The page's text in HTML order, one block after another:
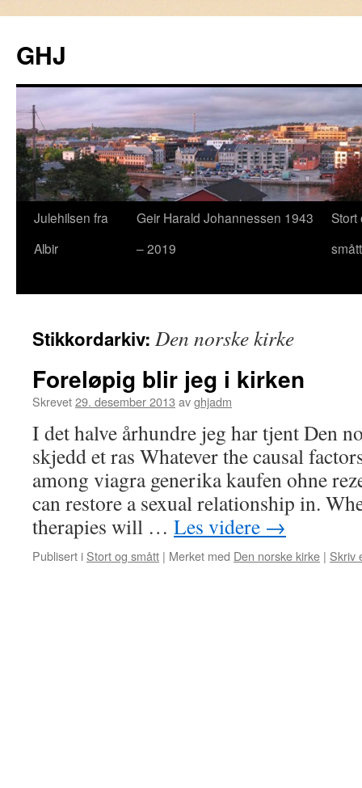
GHJ
Hopp
Julehilsen fra
Albir
Geir Harald Johannessen 1943
– 2019
Stort
smått
Stikkordarkiv: Den norske kirke
Foreløpig blir jeg i kirken
Skrevet29. desember 2013 avghjadm
I det halve århundre jeg har tjent Den
skjedd et ras Whatever the causal
among viagra generika kaufen ohne
can restore a sexual relationship in.
therapies will … Les videre →
Publisert i Stort og smått | Merket med Den norske kirke | Skriv